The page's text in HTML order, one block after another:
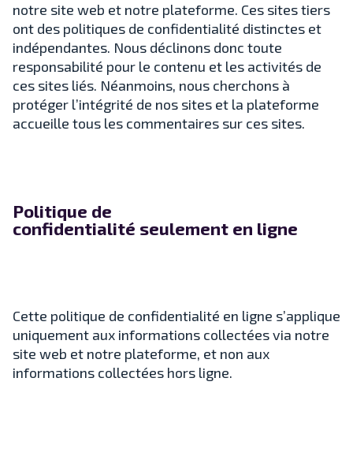
notre site web et notre plateforme. Ces sites tiers
ont des politiques de confidentialité distinctes et
indépendantes. Nous déclinons donc toute
responsabilité pour le contenu et les activités de
ces sites liés. Néanmoins, nous cherchons à
protéger l’intégrité de nos sites et la plateforme
accueille tous les commentaires sur ces sites.
Politique de
confidentialité seulement en ligne
Cette politique de confidentialité en ligne s’applique
uniquement aux informations collectées via notre
site web et notre plateforme, et non aux
informations collectées hors ligne.